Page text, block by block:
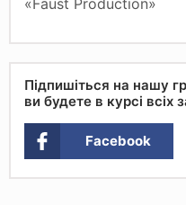
Підпишіться на нашу
ви будете в курсі всіх
Facebook